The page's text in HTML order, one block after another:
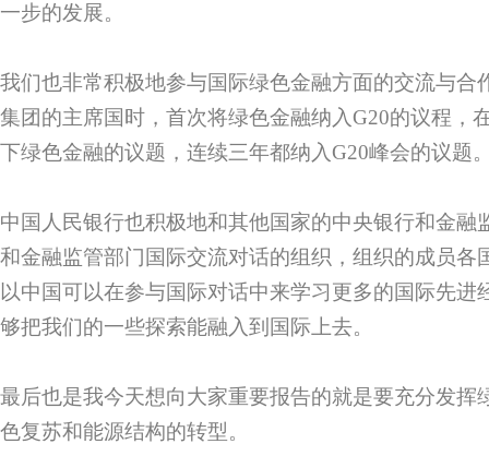
一步的发展。
我们也非常积极地参与国际绿色金融方面的交流与合
集团的主席国时，首次将绿色金融纳入G20的议程，
下绿色金融的议题，连续三年都纳入G20峰会的议题
中国人民银行也积极地和其他国家的中央银行和金融
和金融监管部门国际交流对话的组织，组织的成员各
以中国可以在参与国际对话中来学习更多的国际先进
够把我们的一些探索能融入到国际上去。
最后也是我今天想向大家重要报告的就是要充分发挥
色复苏和能源结构的转型。